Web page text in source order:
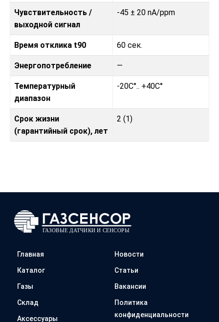
Чувствительность /
выходной сигнал
-45 ± 20 nA/ppm
Время отклика t90 60 сек.
Энергопотребление —
Температурный
диапазон
-20C°.. +40C°
Срок жизни
(гарантийный срок), лет
2 (1)
Главная
Каталог
Газы
Склад
Аксессуары
Новости
Статьи
Вакансии
Политика
конфиденциальности